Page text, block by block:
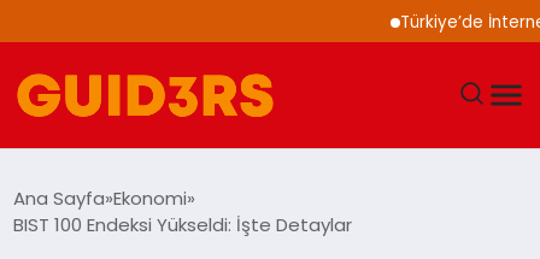
Türkiye’de İnternet
Ana Sayfa Ekonomi
BIST 100 Endeksi Yükseldi: İşte Detaylar